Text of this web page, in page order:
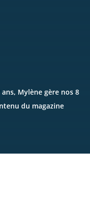
Mylène gère nos 8
du magazine